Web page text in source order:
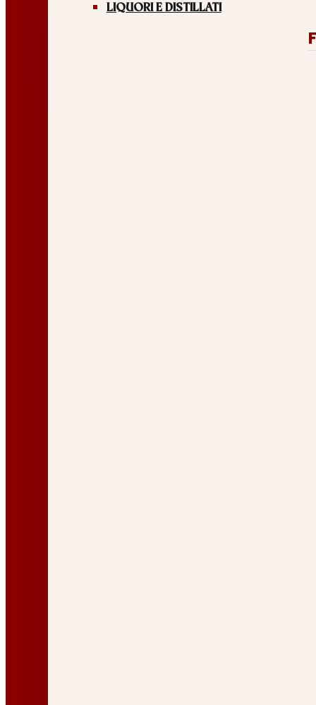
LIQUORI E DISTILLATI